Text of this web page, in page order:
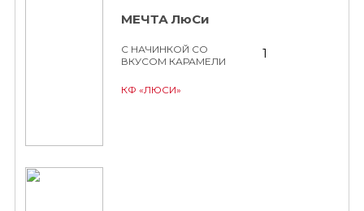
МЕЧТА ЛюСи
С НАЧИНКОЙ СО
ВКУСОМ КАРАМЕЛИ
КФ «ЛЮСИ»
1